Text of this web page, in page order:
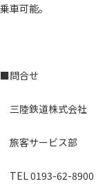
乗車可能。
■問合せ
三陸鉄道株式会社
旅客サービス部
TEL 0193-62-8900